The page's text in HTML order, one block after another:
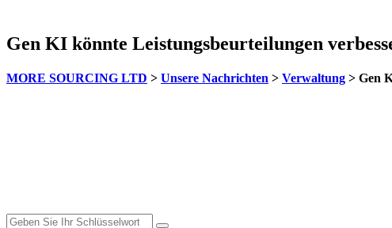
Gen KI könnte Leistungsbeurteilungen
MORE SOURCING LTD > Unsere Nachrichten > Verwaltung > Gen